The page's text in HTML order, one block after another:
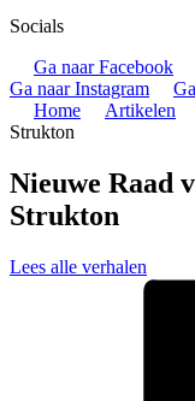
Socials
Ga naar Facebook
Ga naar Instagram
Home
Artikelen
Strukton
Nieuwe Raad
Strukton
Lees alle verhalen